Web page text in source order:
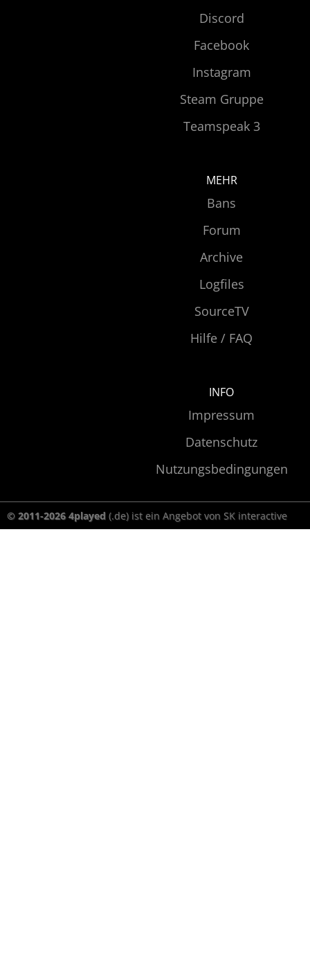
Discord
Facebook
Instagram
Steam Gruppe
Teamspeak 3
MEHR
Bans
Forum
Archive
Logfiles
SourceTV
Hilfe / FAQ
INFO
Impressum
Datenschutz
Nutzungsbedingungen
© 2011-2026 4played (.de) ist ein Angebot von SK interactive